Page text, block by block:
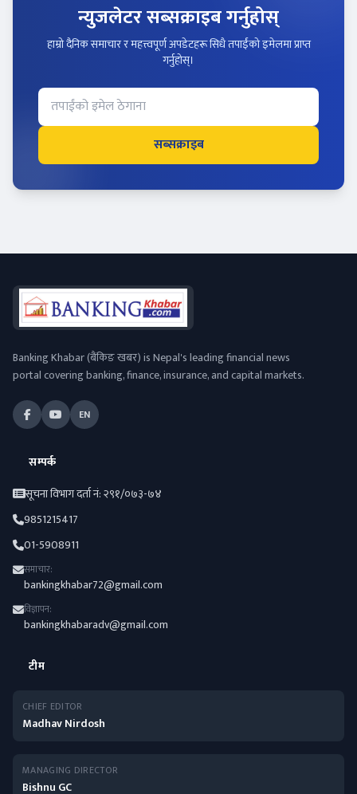
न्युजलेटर सब्सक्राइब गर्नुहोस्
हाम्रो दैनिक समाचार र महत्त्वपूर्ण अपडेटहरू सिधै तपाईंको इमेलमा प्राप्त
गर्नुहोस्।
सब्सक्राइब
Banking Khabar (बैंकिङ खबर) is Nepal's leading financial news
portal covering banking, finance, insurance, and capital markets.
EN
सम्पर्क
सूचना विभाग दर्ता नं: २९१/०७३-७४
9851215417
01-5908911
समाचार:
bankingkhabar72@gmail.com
विज्ञापन:
bankingkhabaradv@gmail.com
टीम
CHIEF EDITOR
Madhav Nirdosh
MANAGING DIRECTOR
Bishnu GC